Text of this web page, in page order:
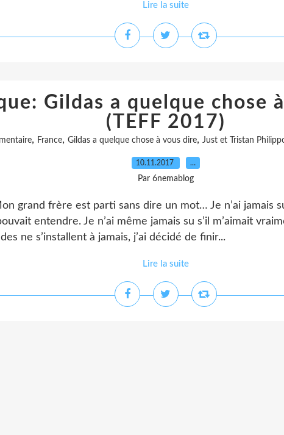
Lire la suite
Gildas a quelque chose
(TEFF 2017)
, France, Gildas a quelque chose à vous dire, Just et Tristan
10.11.2017 …
Par 6nemablog
grand frère est parti sans dire un mot… Je n’ai jamais
entendre. Je n’ai même jamais su s’il m’aimait
ne s’installent à jamais, j’ai décidé de finir...
Lire la suite